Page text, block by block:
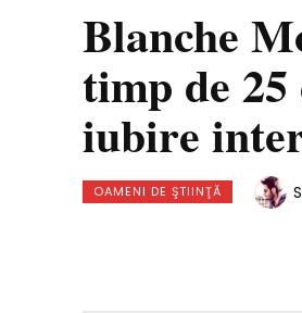
Blanche
timp de
iubire
OAMENI DE ŞTIINŢĂ